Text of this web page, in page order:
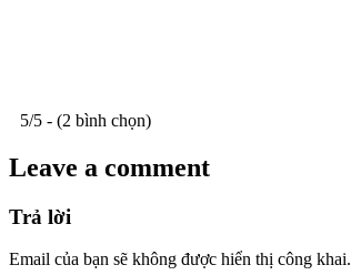
5/5 - (2 bình chọn)
Leave a comment
Trả lời
Email của bạn sẽ không được hiển thị công khai.